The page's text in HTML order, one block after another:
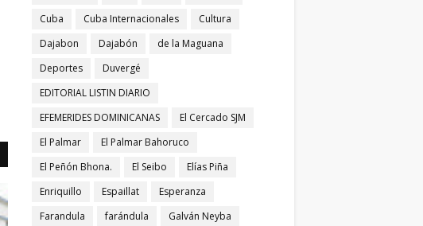
Cuba
Cuba Internacionales
Cultura
Dajabon
Dajabón
de la Maguana
Deportes
Duvergé
EDITORIAL LISTIN DIARIO
EFEMERIDES DOMINICANAS
El Cercado SJM
El Palmar
El Palmar Bahoruco
El Peñón Bhona.
El Seibo
Elías Piña
Enriquillo
Espaillat
Esperanza
Farandula
farándula
Galván Neyba